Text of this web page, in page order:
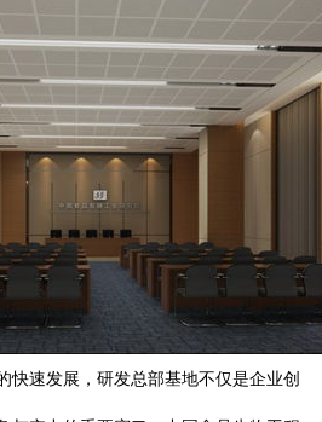
快速发展，研发总部基地不仅是企业创